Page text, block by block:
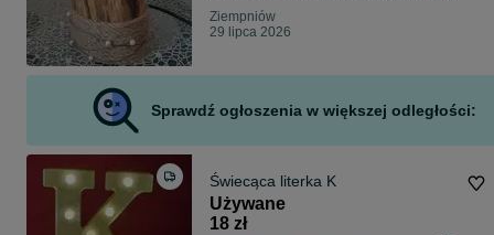
Ziempniów
29 lipca 2026
Sprawdź ogłoszenia w większej odległości:
Świecąca literka K
Używane
18 zł